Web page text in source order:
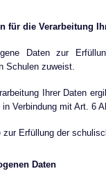
für die Verarbeitung
Daten zur
Schulen zuweist.
Ihrer Daten
Verbindung mit Art. 6
Erfüllung der
Daten